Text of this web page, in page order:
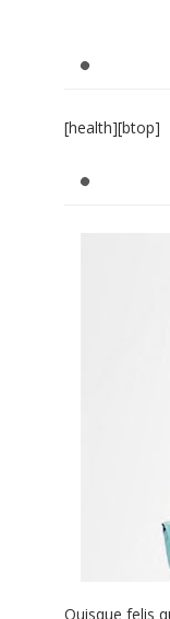
[health][btop]
Quisque felis